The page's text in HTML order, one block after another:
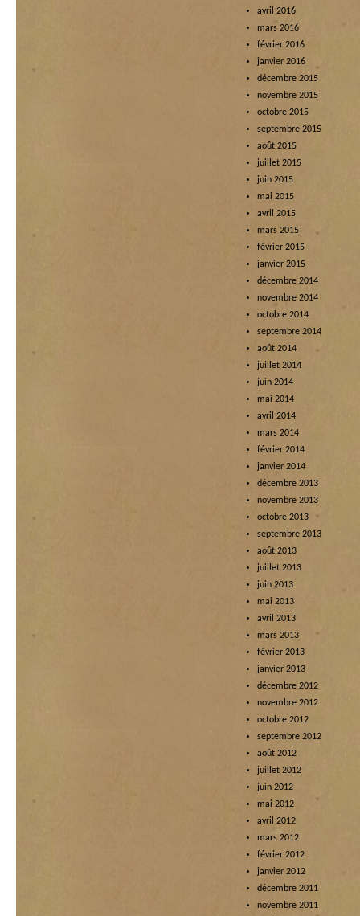
avril 2016
mars 2016
février 2016
janvier 2016
décembre 2015
novembre 2015
octobre 2015
septembre 2015
août 2015
juillet 2015
juin 2015
mai 2015
avril 2015
mars 2015
février 2015
janvier 2015
décembre 2014
novembre 2014
octobre 2014
septembre 2014
août 2014
juillet 2014
juin 2014
mai 2014
avril 2014
mars 2014
février 2014
janvier 2014
décembre 2013
novembre 2013
octobre 2013
septembre 2013
août 2013
juillet 2013
juin 2013
mai 2013
avril 2013
mars 2013
février 2013
janvier 2013
décembre 2012
novembre 2012
octobre 2012
septembre 2012
août 2012
juillet 2012
juin 2012
mai 2012
avril 2012
mars 2012
février 2012
janvier 2012
décembre 2011
novembre 2011